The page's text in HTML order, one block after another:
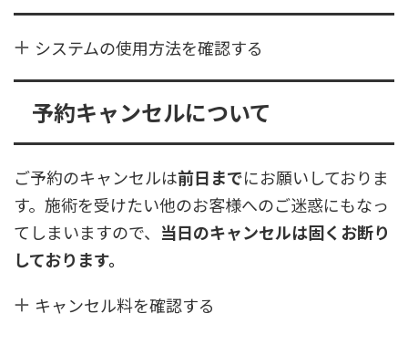
システムの使用方法を確認する
予約キャンセルについて
ご予約のキャンセルは前日までにお願いしておりま
す。施術を受けたい他のお客様へのご迷惑にもなっ
てしまいますので、 当日のキャンセルは固くお断り
しております。
キャンセル料を確認する